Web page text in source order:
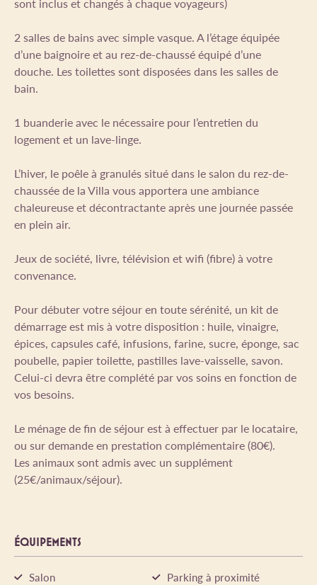
2 salles de bains avec simple vasque. A l’étage équipée
d’une baignoire et au rez-de-chaussé équipé d’une
douche. Les toilettes sont disposées dans les salles de
bain.
1 buanderie avec le nécessaire pour l’entretien du
logement et un lave-linge.
L’hiver, le poêle à granulés situé dans le salon du rez-de-
chaussée de la Villa vous apportera une ambiance
chaleureuse et décontractante après une journée passée
en plein air.
Jeux de société, livre, télévision et wifi (fibre) à votre
convenance.
Pour débuter votre séjour en toute sérénité, un kit de
démarrage est mis à votre disposition : huile, vinaigre,
épices, capsules café, infusions, farine, sucre, éponge, sac
poubelle, papier toilette, pastilles lave-vaisselle, savon.
Celui-ci devra être complété par vos soins en fonction de
vos besoins.
Le ménage de fin de séjour est à effectuer par le locataire,
ou sur demande en prestation complémentaire (80€).
Les animaux sont admis avec un supplément
(25€/animaux/séjour).
ÉQUIPEMENTS
Salon
Parking à proximité